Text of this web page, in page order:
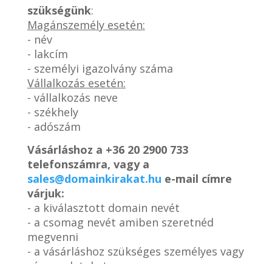
szükségünk:
Magánszemély esetén:
- név
- lakcím
- személyi igazolvány száma
Vállalkozás esetén:
- vállalkozás neve
- székhely
- adószám
Vásárláshoz a +36 20 2900 733
telefonszámra, vagy a
sales@domainkirakat.hu e-mail címre
várjuk:
- a kiválasztott domain nevét
- a csomag nevét amiben szeretnéd
megvenni
- a vásárláshoz szükséges személyes vagy